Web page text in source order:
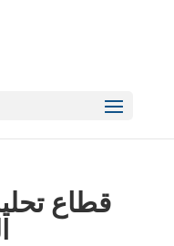
قطاع